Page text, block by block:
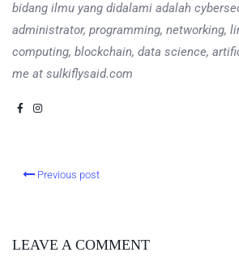
bidang ilmu yang didalami adalah
administrator, programming, networking,
computing, blockchain, data science,
me at sulkiflysaid.com
Previous post
LEAVE A COMMENT